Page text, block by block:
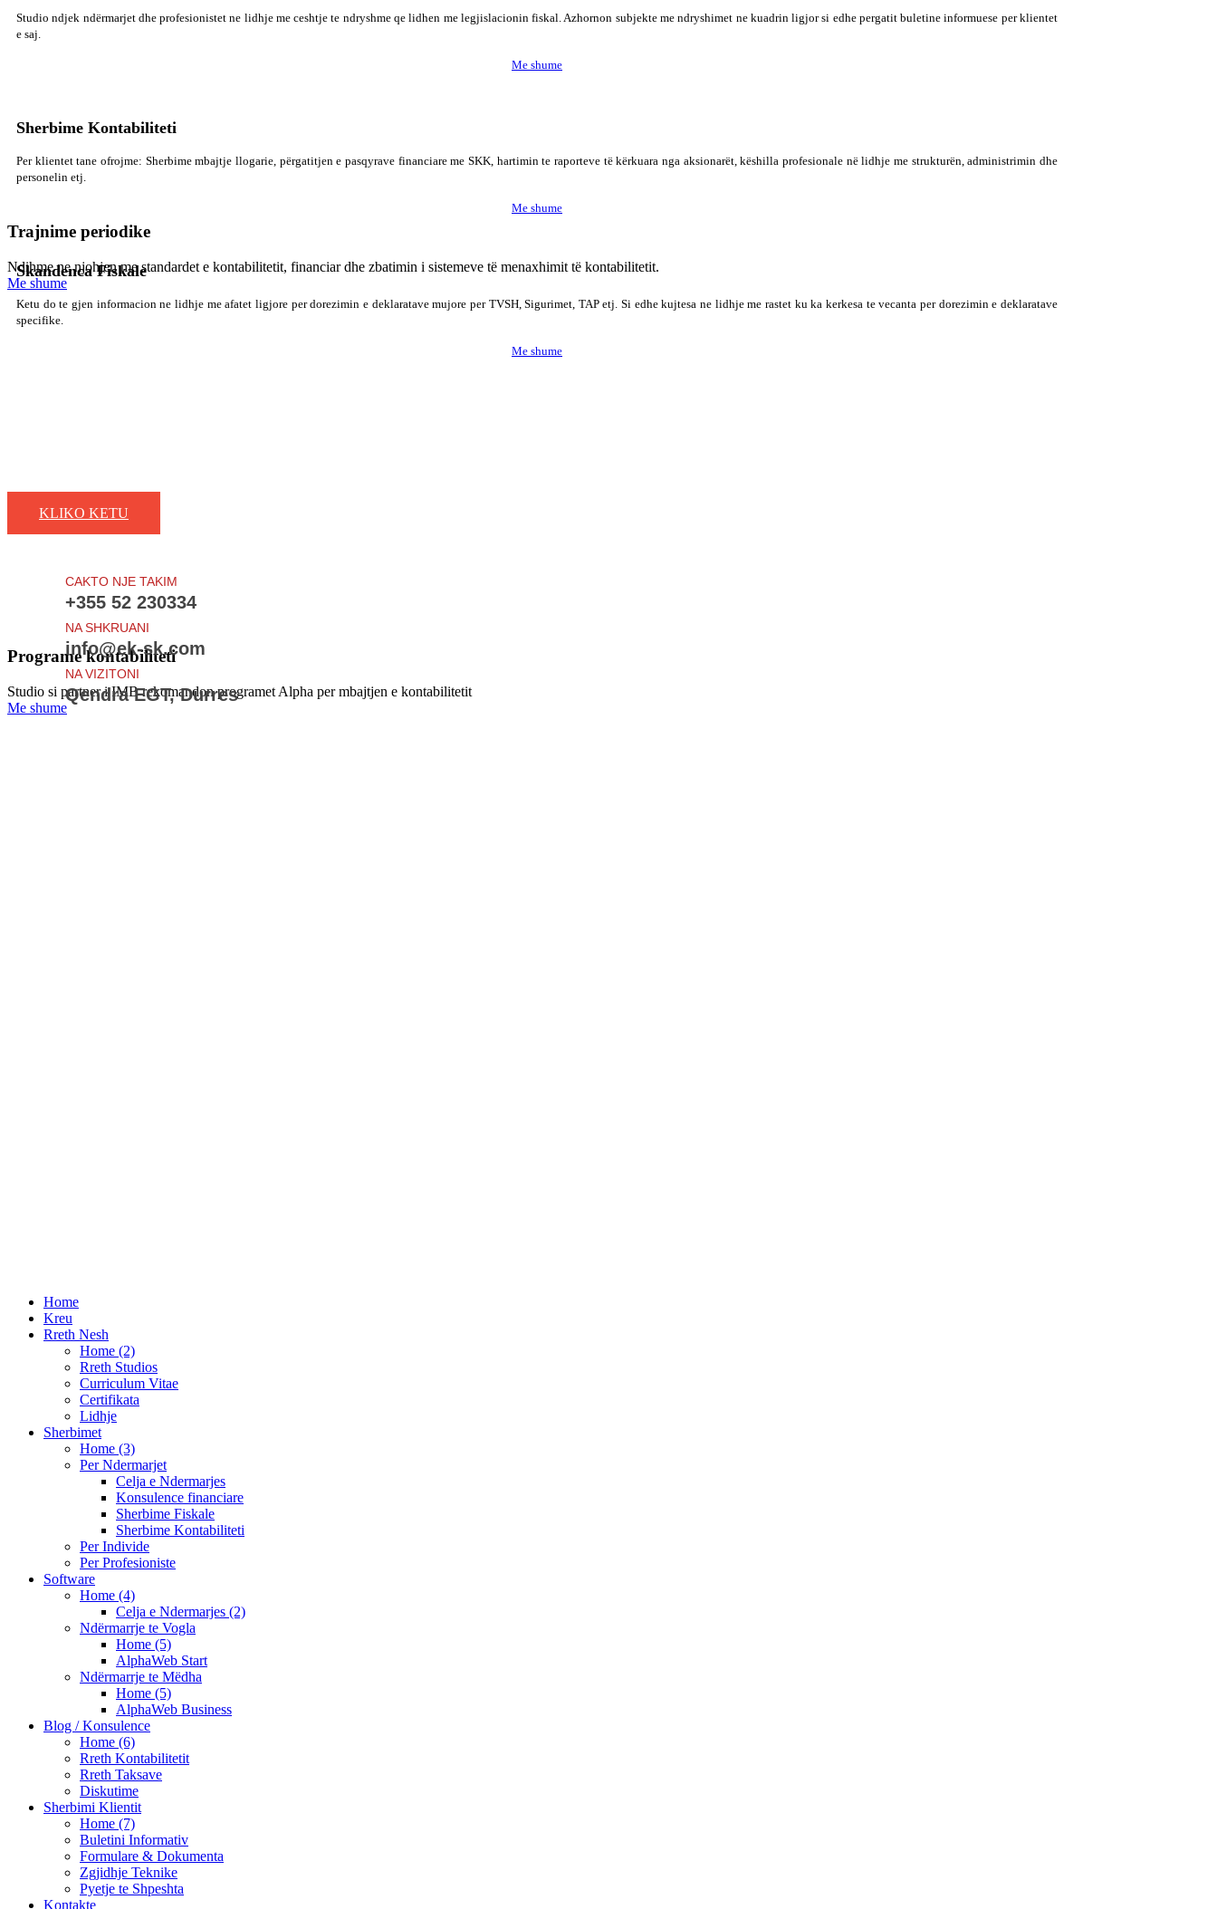
Trajnime periodike
Ndihme ne njohjen me standardet e kontabilitetit, financiar dhe zbatimin i sistemeve të menaxhimit të kontabilitetit.
Me shume
Programe kontabiliteti
Studio si partner i IMB rekomandon programet Alpha per mbajtjen e kontabilitetit
Me shume
Studio ndjek ndërmarjet dhe profesionistet ne lidhje me ceshtje te ndryshme qe lidhen me legjislacionin fiskal. Azhornon subjekte me ndryshimet ne kuadrin ligjor si edhe pergatit buletine informuese per klientet
e saj.
Me shume
Sherbime Kontabiliteti
Per klientet tane ofrojme: Sherbime mbajtje llogarie, përgatitjen e pasqyrave financiare me SKK, hartimin te raporteve të kërkuara nga aksionarët, këshilla profesionale në lidhje me strukturën, administrimin dhe
personelin etj.
Me shume
Skandenca Fiskale
Ketu do te gjen informacion ne lidhje me afatet ligjore per dorezimin e deklaratave mujore per TVSH, Sigurimet, TAP etj. Si edhe kujtesa ne lidhje me rastet ku ka kerkesa te vecanta per dorezimin e deklaratave
specifike.
Me shume
KLIKO KETU
CAKTO NJE TAKIM
+355 52 230334
NA SHKRUANI
info@ek-sk.com
NA VIZITONI
Qendra EGT, Durres
Home
Kreu
Rreth Nesh
Home (2)
Rreth Studios
Curriculum Vitae
Certifikata
Lidhje
Sherbimet
Home (3)
Per Ndermarjet
Celja e Ndermarjes
Konsulence financiare
Sherbime Fiskale
Sherbime Kontabiliteti
Per Individe
Per Profesioniste
Software
Home (4)
Celja e Ndermarjes (2)
Ndërmarrje te Vogla
Home (5)
AlphaWeb Start
Ndërmarrje te Mëdha
Home (5)
AlphaWeb Business
Blog / Konsulence
Home (6)
Rreth Kontabilitetit
Rreth Taksave
Diskutime
Sherbimi Klientit
Home (7)
Buletini Informativ
Formulare & Dokumenta
Zgjidhje Teknike
Pyetje te Shpeshta
Kontakte